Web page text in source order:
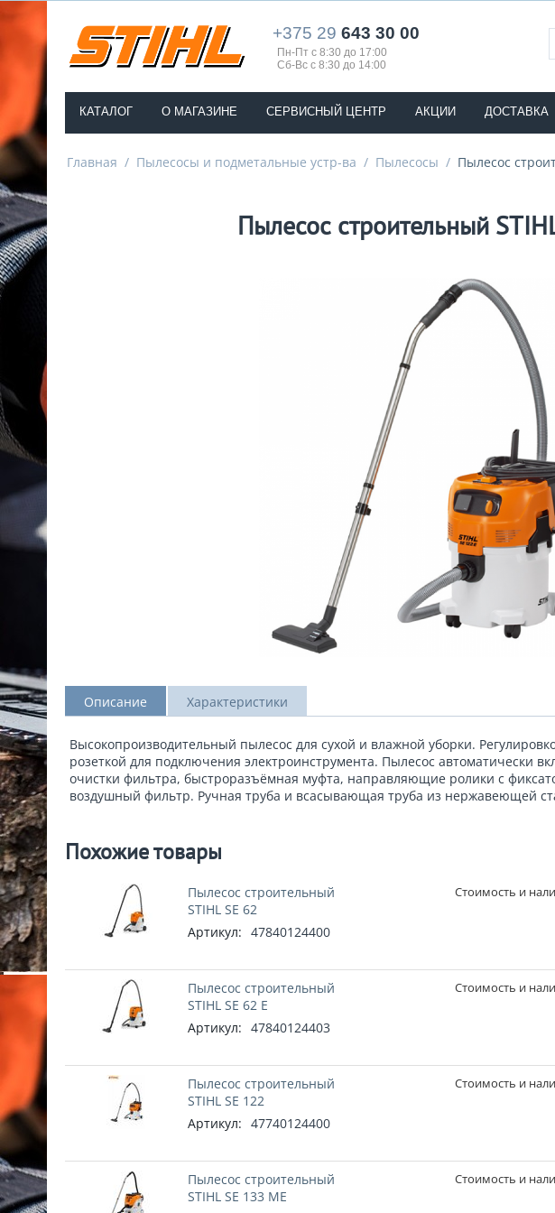
+375 29 643 30 00
Пн-Пт с 8:30 до 17:00
Сб-Вс с 8:30 до 14:00
КАТАЛОГ О МАГАЗИНЕ СЕРВИСНЫЙ ЦЕНТР АКЦИИ ДОСТАВКА
Главная / Пылесосы и подметальные устр-ва / Пылесосы / Пылесос
Пылесос строительный
Описание Характеристики
Высокопроизводительный пылесос для сухой и влажной уборки.
розеткой для подключения электроинструмента. Пылесос
очистки фильтра, быстроразъёмная муфта, направляющие ролики с
воздушный фильтр. Ручная труба и всасывающая труба из нержавеющей
Похожие товары
Пылесос строительный
STIHL SE 62
Артикул: 47840124400
Стоимость и
Пылесос строительный
STIHL SE 62 E
Артикул: 47840124403
Стоимость и
Пылесос строительный
STIHL SE 122
Артикул: 47740124400
Стоимость и
Пылесос строительный
STIHL SE 133 МE
Стоимость и